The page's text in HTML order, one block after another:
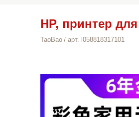
HP, принтер
TaoBao арт. l058818317101